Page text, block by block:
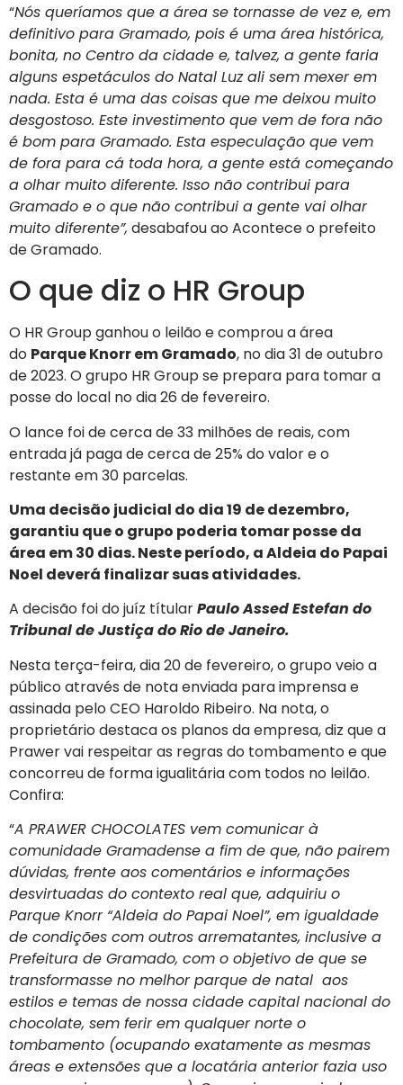
“Nós queríamos que a área se tornasse de vez e, em
definitivo para Gramado, pois é uma área histórica,
bonita, no Centro da cidade e, talvez, a gente faria
alguns espetáculos do Natal Luz ali sem mexer em
nada. Esta é uma das coisas que me deixou muito
desgostoso. Este investimento que vem de fora não
é bom para Gramado. Esta especulação que vem
de fora para cá toda hora, a gente está começando
a olhar muito diferente. Isso não contribui para
Gramado e o que não contribui a gente vai olhar
muito diferente”, desabafou ao Acontece o prefeito
de Gramado.
O que diz o HR Group
O HR Group ganhou o leilão e comprou a área
do Parque Knorr em Gramado, no dia 31 de outubro
de 2023. O grupo HR Group se prepara para tomar a
posse do local no dia 26 de fevereiro.
O lance foi de cerca de 33 milhões de reais, com
entrada já paga de cerca de 25% do valor e o
restante em 30 parcelas.
Uma decisão judicial do dia 19 de dezembro,
garantiu que o grupo poderia tomar posse da
área em 30 dias. Neste período, a Aldeia do Papai
Noel deverá finalizar suas atividades.
A decisão foi do juíz títularPaulo Assed Estefan do
Tribunal de Justiça do Rio de Janeiro.
Nesta terça-feira, dia 20 de fevereiro, o grupo veio a
público através de nota enviada para imprensa e
assinada pelo CEO Haroldo Ribeiro. Na nota, o
proprietário destaca os planos da empresa, diz que a
Prawer vai respeitar as regras do tombamento e que
concorreu de forma igualitária com todos no leilão.
Confira:
“A PRAWER CHOCOLATES vem comunicar à
comunidade Gramadense a fim de que, não pairem
dúvidas, frente aos comentários e informações
desvirtuadas do contexto real que, adquiriu o
Parque Knorr “Aldeia do Papai Noel”, em igualdade
de condições com outros arrematantes, inclusive a
Prefeitura de Gramado, com o objetivo de que se
transformasse no melhor parque de natal aos
estilos e temas de nossa cidade capital nacional do
chocolate, sem ferir em qualquer norte o
tombamento (ocupando exatamente as mesmas
áreas e extensões que a locatária anterior fazia uso